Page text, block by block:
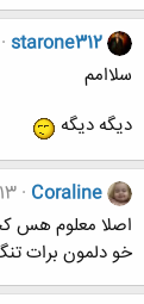
starone312
سلاامم
دیگه دیگه
Coraline
اصلا معلوم هس
خو دلمون برات